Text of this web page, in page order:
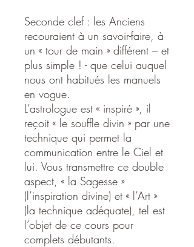
Seconde clef : les Anciens
recouraient à un savoir-faire, à
un « tour de main » différent – et
plus simple ! - que celui auquel
nous ont habitués les manuels
en vogue.
L’astrologue est « inspiré », il
reçoit « le souffle divin » par une
technique qui permet la
communication entre le Ciel et
lui. Vous transmettre ce double
aspect, « la Sagesse »
(l’inspiration divine) et « l’Art »
(la technique adéquate), tel est
l’objet de ce cours pour
complets débutants.